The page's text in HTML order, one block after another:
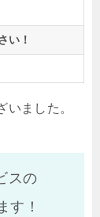
い！
ました。
スの
す！